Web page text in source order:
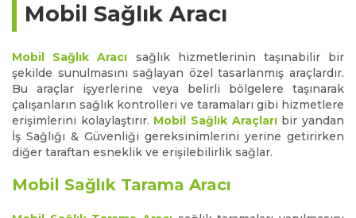
Mobil Sağlık Aracı
Mobil Sağlık Aracı sağlık hizmetlerinin taşınabilir bir
şekilde sunulmasını sağlayan özel tasarlanmış araçlardır.
Bu araçlar işyerlerine veya belirli bölgelere taşınarak
çalışanların sağlık kontrolleri ve taramaları gibi hizmetlere
erişimlerini kolaylaştırır. Mobil Sağlık Araçlarıbir yandan
İş Sağlığı & Güvenliği gereksinimlerini yerine getirirken
diğer taraftan esneklik ve erişilebilirlik sağlar.
Mobil Sağlık Tarama Aracı